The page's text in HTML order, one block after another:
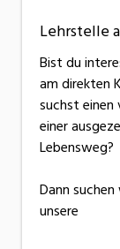
Lehrstelle
Bist du
am direkten
suchst einen
einer
Lebensweg?
Dann
unsere